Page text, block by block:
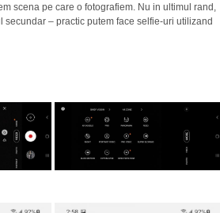
scena pe care o fotografiem. Nu in ultimul rand,
– practic putem face selfie-uri utilizand